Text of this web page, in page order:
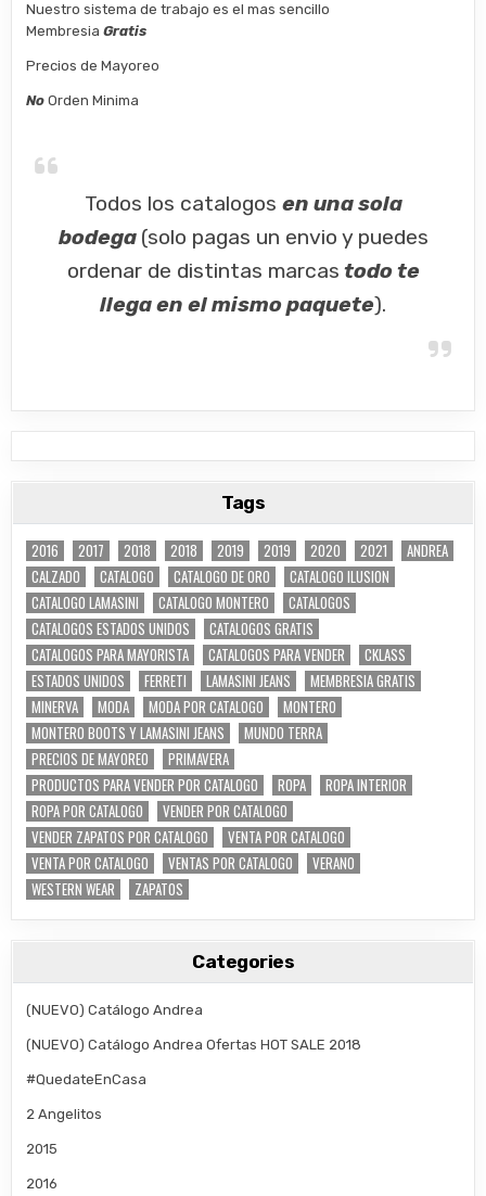
Nuestro sistema de trabajo es el mas sencillo
MembresiaGratis
Precios de Mayoreo
No Orden Minima
Todos los catalogos en una sola
bodega (solo pagas un envio y puedes
ordenar de distintas marcas todo te
llega en el mismo paquete).
Tags
2016 2017 2018 2018 2019 2019 2020 2021
ANDREA
CALZADO
CATALOGO CATALOGO DE ORO
CATALOGO ILUSION
CATALOGO LAMASINI
CATALOGO MONTERO
CATALOGOS
CATALOGOS ESTADOS UNIDOS
CATALOGOS GRATIS
CATALOGOS PARA MAYORISTA
CATALOGOS PARA VENDER
CKLASS
ESTADOS UNIDOS
FERRETI LAMASINI JEANS
MEMBRESIA GRATIS
MINERVA
MODA MODA POR CATALOGO
MONTERO
MONTERO BOOTS Y LAMASINI JEANS
MUNDO TERRA
PRECIOS DE MAYOREO
PRIMAVERA
PRODUCTOS PARA VENDER POR CATALOGO
ROPA
ROPA INTERIOR
ROPA POR CATALOGO
VENDER POR CATALOGO
VENDER ZAPATOS POR CATALOGO
VENTA POR CATALOGO
VENTA POR CATALOGO
VENTAS POR CATALOGO
VERANO
WESTERN WEAR
ZAPATOS
Categories
(NUEVO) Catálogo Andrea
(NUEVO) Catálogo Andrea Ofertas HOT SALE 2018
#QuedateEnCasa
2 Angelitos
2015
2016